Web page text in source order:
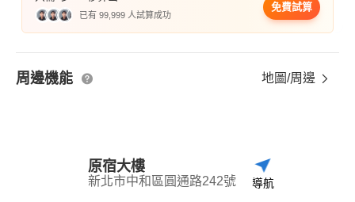
已有 99,999 人試算成功
免費試算
周邊機能 地圖/周邊
原宿大樓
新北市中和區圓通路242號 導航